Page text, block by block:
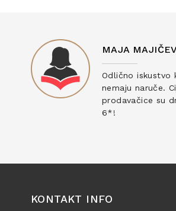
MAJA
Odlično iskustvo
nemaju naruče.
prodavačice su
6*!
KONTAKT INFO